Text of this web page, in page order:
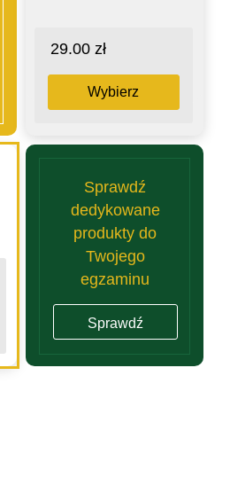
29.00 zł
Wybierz
Sprawdź
dedykowane
produkty do
Twojego
egzaminu
Sprawdź